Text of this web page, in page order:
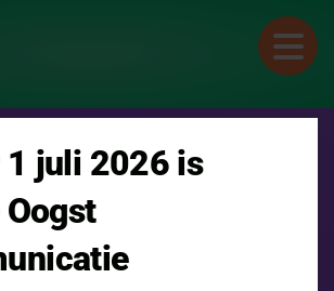
ZEG HOOI!
06 107 170 20
1 juli 2026 is